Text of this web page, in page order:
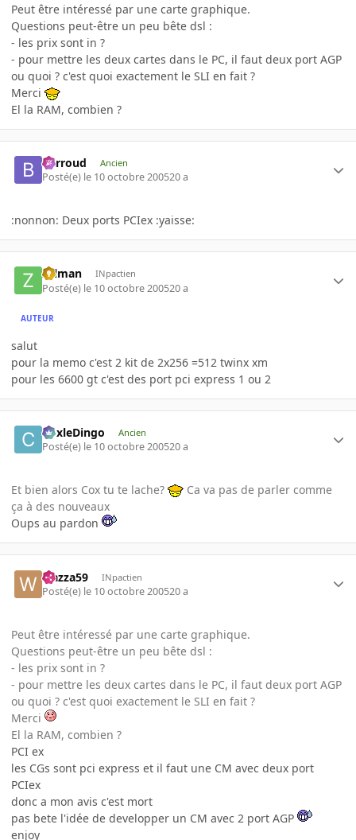
Peut être intéressé par une carte graphique.
Questions peut-être un peu bête dsl :
- les prix sont in ?
- pour mettre les deux cartes dans le PC, il faut deux port AGP
ou quoi ? c'est quoi exactement le SLI en fait ?
Merci
El la RAM, combien ?
Barroud Ancien
Posté(e) le 10 octobre 200520 a
:nonnon: Deux ports PCIex :yaisse:
zalman INpactien
Posté(e) le 10 octobre 200520 a
AUTEUR
salut
pour la memo c'est 2 kit de 2x256 =512 twinx xm
pour les 6600 gt c'est des port pci express 1 ou 2
CoxleDingo Ancien
Posté(e) le 10 octobre 200520 a
Et bien alors Cox tu te lache?
Ca va pas de parler comme
ça à des nouveaux
Oups au pardon
wazza59 INpactien
Posté(e) le 10 octobre 200520 a
Peut être intéressé par une carte graphique.
Questions peut-être un peu bête dsl :
- les prix sont in ?
- pour mettre les deux cartes dans le PC, il faut deux port AGP
ou quoi ? c'est quoi exactement le SLI en fait ?
Merci
El la RAM, combien ?
PCI ex
les CGs sont pci express et il faut une CM avec deux port
PCIex
donc a mon avis c'est mort
pas bete l'idée de developper un CM avec 2 port AGP
enjoy